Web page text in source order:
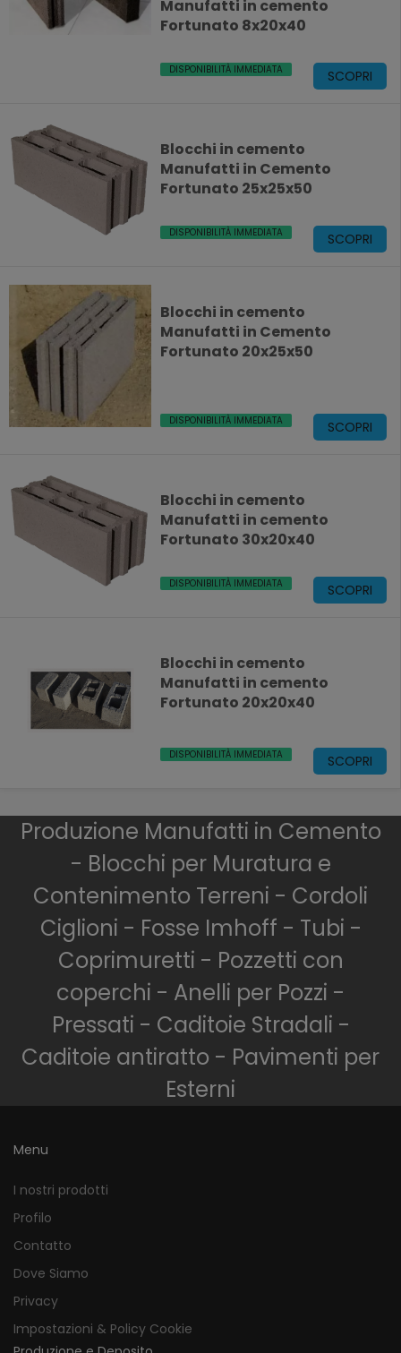
Manufatti in cemento
Fortunato 8x20x40
DISPONIBILITÀ IMMEDIATA SCOPRI
Blocchi in cemento
Manufatti in Cemento
Fortunato 25x25x50
DISPONIBILITÀ IMMEDIATA SCOPRI
Blocchi in cemento
Manufatti in Cemento
Fortunato 20x25x50
DISPONIBILITÀ IMMEDIATA SCOPRI
Blocchi in cemento
Manufatti in cemento
Fortunato 30x20x40
DISPONIBILITÀ IMMEDIATA SCOPRI
Blocchi in cemento
Manufatti in cemento
Fortunato 20x20x40
DISPONIBILITÀ IMMEDIATA SCOPRI
Produzione Manufatti in Cemento
- Blocchi per Muratura e
Contenimento Terreni - Cordoli
Ciglioni - Fosse Imhoff - Tubi -
Coprimuretti - Pozzetti con
coperchi - Anelli per Pozzi -
Pressati - Caditoie Stradali -
Caditoie antiratto - Pavimenti per
Esterni
Menu
I nostri prodotti
Profilo
Contatto
Dove Siamo
Privacy
Impostazioni & Policy Cookie